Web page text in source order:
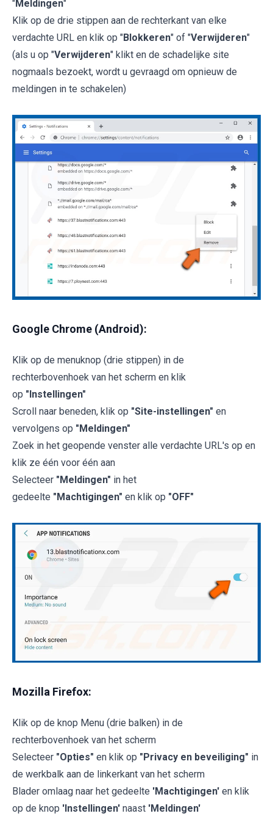
" Meldingen"
Klik op de drie stippen aan de rechterkant van elke
verdachte URL en klik op "Blokkeren" of "Verwijderen"
(als u op "Verwijderen" klikt en de schadelijke site
nogmaals bezoekt, wordt u gevraagd om opnieuw de
meldingen in te schakelen)
Google Chrome (Android):
Klik op de menuknop (drie stippen) in de
rechterbovenhoek van het scherm en klik
op "Instellingen"
Scroll naar beneden, klik op "Site-instellingen" en
vervolgens op "Meldingen"
Zoek in het geopende venster alle verdachte URL's op en
klik ze één voor één aan
Selecteer "Meldingen" in het
gedeelte "Machtigingen" en klik op "OFF"
Mozilla Firefox:
Klik op de knop Menu (drie balken) in de
rechterbovenhoek van het scherm
Selecteer "Opties" en klik op "Privacy en beveiliging" in
de werkbalk aan de linkerkant van het scherm
Blader omlaag naar het gedeelte 'Machtigingen' en klik
op de knop 'Instellingen' naast 'Meldingen'